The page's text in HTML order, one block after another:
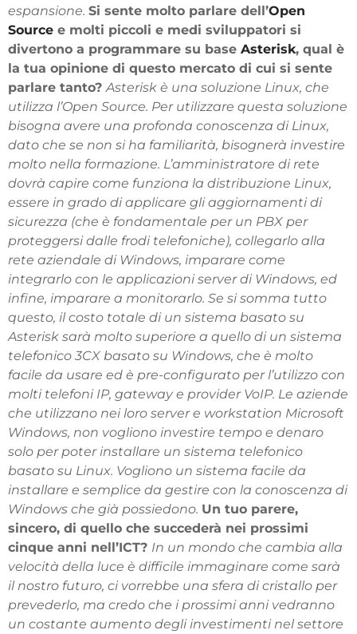
espansione. Si sente molto parlare dell’Open
Source e molti piccoli e medi sviluppatori si
divertono a programmare su base Asterisk, qual è
la tua opinione di questo mercato di cui si sente
parlare tanto? Asterisk è una soluzione Linux, che
utilizza l’Open Source. Per utilizzare questa soluzione
bisogna avere una profonda conoscenza di Linux,
dato che se non si ha familiarità, bisognerà investire
molto nella formazione. L’amministratore di rete
dovrà capire come funziona la distribuzione Linux,
essere in grado di applicare gli aggiornamenti di
sicurezza (che è fondamentale per un PBX per
proteggersi dalle frodi telefoniche), collegarlo alla
rete aziendale di Windows, imparare come
integrarlo con le applicazioni server di Windows, ed
infine, imparare a monitorarlo. Se si somma tutto
questo, il costo totale di un sistema basato su
Asterisk sarà molto superiore a quello di un sistema
telefonico 3CX basato su Windows, che è molto
facile da usare ed è pre-configurato per l’utilizzo con
molti telefoni IP, gateway e provider VoIP. Le aziende
che utilizzano nei loro server e workstation Microsoft
Windows, non vogliono investire tempo e denaro
solo per poter installare un sistema telefonico
basato su Linux. Vogliono un sistema facile da
installare e semplice da gestire con la conoscenza di
Windows che già possiedono. Un tuo parere,
sincero, di quello che succederà nei prossimi
cinque anni nell’ICT? In un mondo che cambia alla
velocità della luce è difficile immaginare come sarà
il nostro futuro, ci vorrebbe una sfera di cristallo per
prevederlo, ma credo che i prossimi anni vedranno
un costante aumento degli investimenti nel settore